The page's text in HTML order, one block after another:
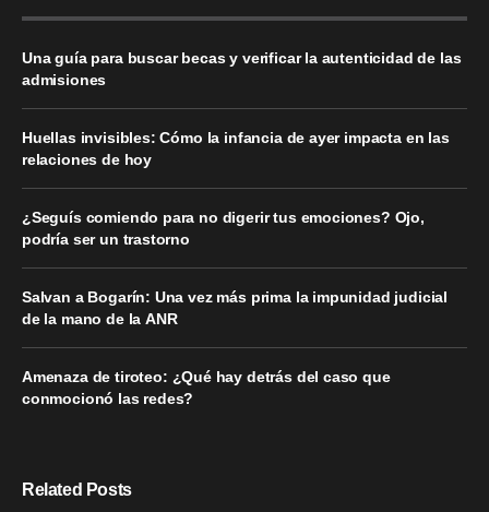
Una guía para buscar becas y verificar la autenticidad de las
admisiones
Huellas invisibles: Cómo la infancia de ayer impacta en las
relaciones de hoy
¿Seguís comiendo para no digerir tus emociones? Ojo,
podría ser un trastorno
Salvan a Bogarín: Una vez más prima la impunidad judicial
de la mano de la ANR
Amenaza de tiroteo: ¿Qué hay detrás del caso que
conmocionó las redes?
Related Posts